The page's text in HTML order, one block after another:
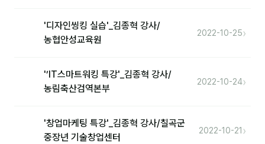
B2B 영업도구
'디자인씽킹 실습'_김종혁 강사/
농협안성교육원
2022-10-25›
'’IT스마트워킹 특강'_김종혁 강사/
농림축산검역본부
2022-10-24›
'창업마케팅 특강'_김종혁 강사/칠곡군
중장년 기술창업센터
2022-10-21 ›